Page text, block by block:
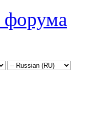
форума